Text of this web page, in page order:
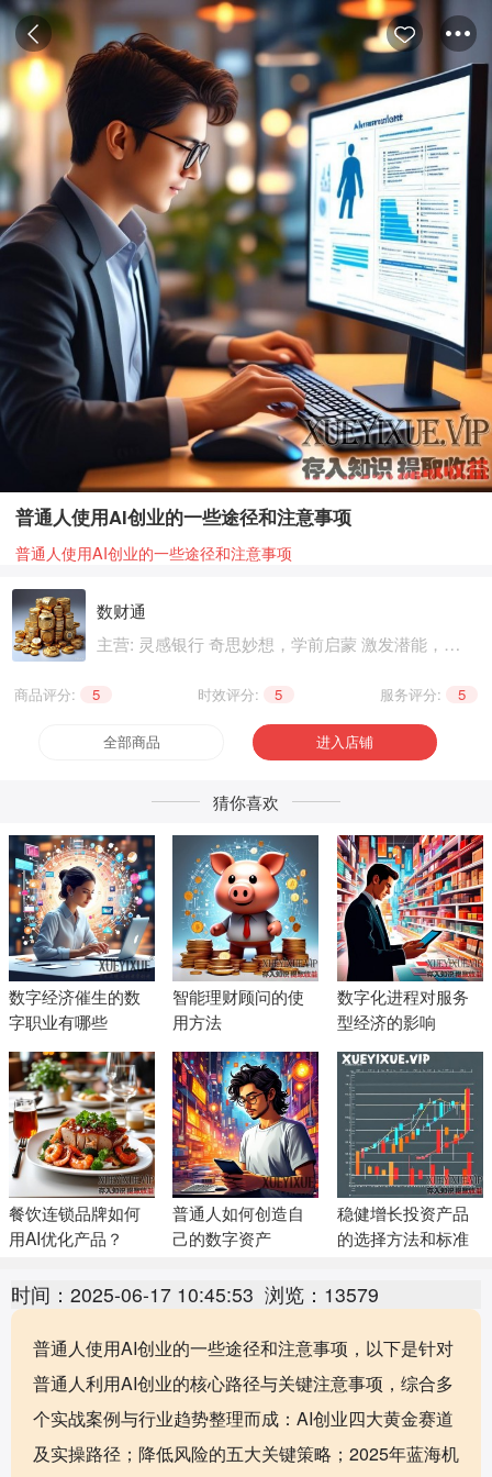
普通人使用AI创业的一些途径和注意事项
普通人使用AI创业的一些途径和注意事项
数财通
主营: 灵感银行 奇思妙想，学前启蒙 激发潜能，基
个性生活，健康养生 精神文化
商品评分: 5 时效评分: 5 服务评分: 5
全部商品 进入店铺
猜你喜欢
数字经济催生的数
字职业有哪些
智能理财顾问的使
用方法
数字化进程对服务
型经济的影响
餐饮连锁品牌如何
用AI优化产品？
普通人如何创造自
己的数字资产
稳健增长投资产品
的选择方法和标准
时间：2025-06-17 10:45:53 浏览：13579
普通人使用AI创业的一些途径和注意事项，以下是针对
普通人利用AI创业的核心路径与关键注意事项，综合多
个实战案例与行业趋势整理而成：AI创业四大黄金赛道
及实操路径‌；降低风险的五大关键策略‌；2025年蓝海机